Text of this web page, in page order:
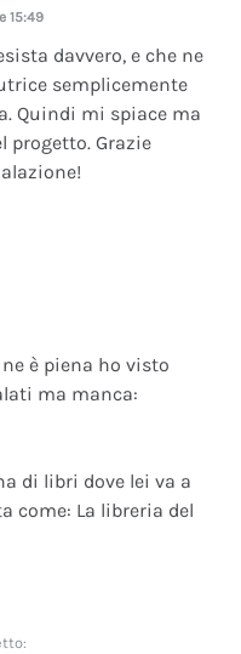
15:49
davvero, e che ne
semplicemente
Quindi mi spiace ma
progetto. Grazie
è piena ho visto
ma manca:
di libri dove lei va a
come: La libreria del